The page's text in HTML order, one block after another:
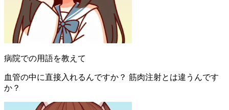
病院での用語を教えて
血管の中に直接入れるんですか？ 筋肉注射とは違うんです
か？